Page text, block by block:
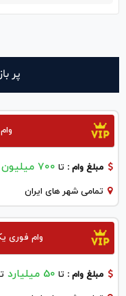
پر
مبلغ وام : تا 700 میلیون
تمامی شهر های ایران
وام فوری
مبلغ وام : تا 50 میلیارد